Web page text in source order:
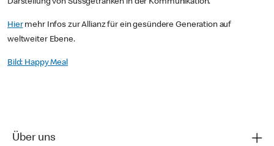
Hiermehr Infos zur Allianz für ein gesündere Generation auf
weltweiter Ebene.
Bild: Happy Meal
Über uns